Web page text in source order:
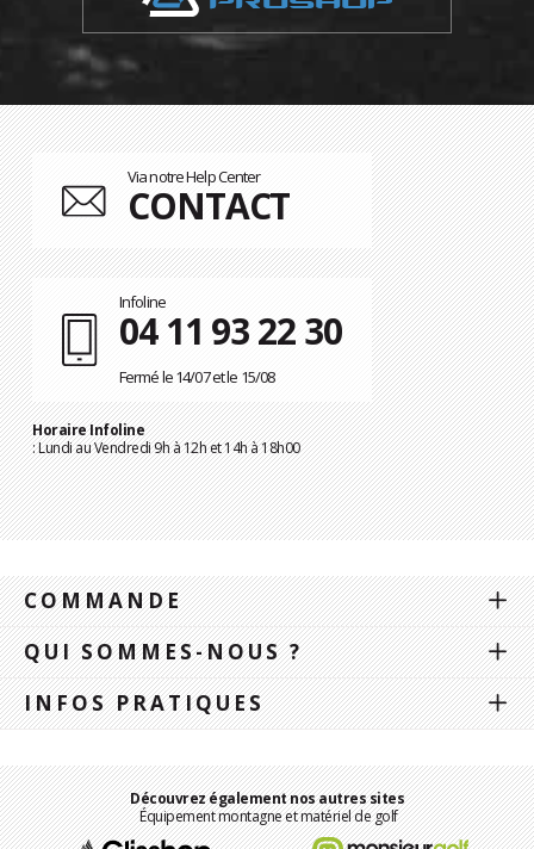
Via notre Help Center
CONTACT
Infoline
04 11 93 22 30
Fermé le 14/07 et le 15/08
Horaire Infoline
: Lundi au Vendredi 9h à 12h et 14h à 18h00
COMMANDE
QUI SOMMES-NOUS ?
INFOS PRATIQUES
Découvrez également nos autres sites
Équipement montagne et matériel de golf